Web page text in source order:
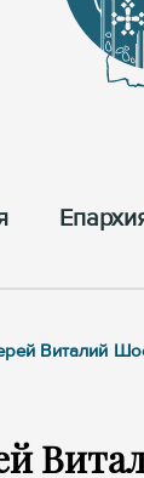
Виталий